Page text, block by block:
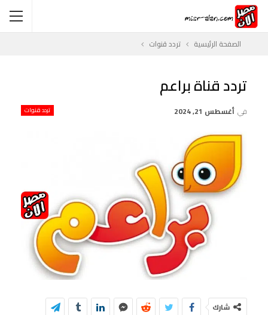
الصفحة الرئيسية تردد قنوات
تردد قناة براعم
تردد قنوات في أغسطس 21, 2024
شارك